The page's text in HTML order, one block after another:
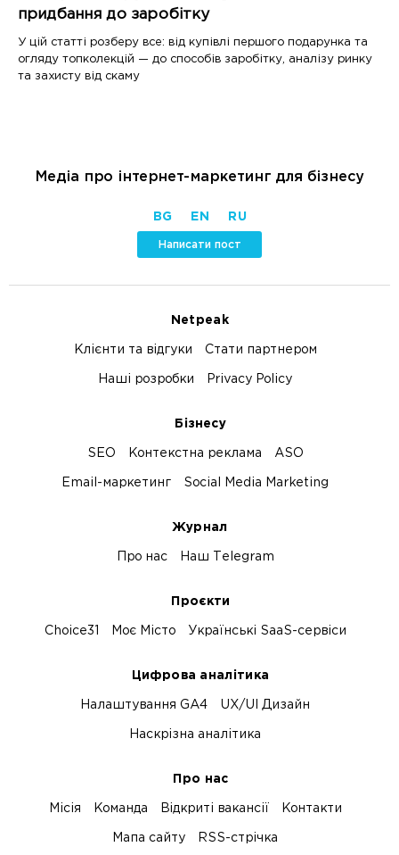
придбання до заробітку
У цій статті розберу все: від купівлі першого подарунка та
огляду топколекцій — до способів заробітку, аналізу ринку
та захисту від скаму
Медіа про інтернет-маркетинг для бізнесу
BG EN RU
Написати пост
Netpeak
Клієнти та відгуки Стати партнером
Наші розробки Privacy Policy
Бізнесу
SEO Контекстна реклама ASO
Email-маркетинг Social Media Marketing
Журнал
Про нас Наш Telegram
Проєкти
Choice31 Моє Місто Українські SaaS-сервіси
Цифрова аналітика
Налаштування GA4 UX/UI Дизайн
Наскрізна аналітика
Про нас
Місія Команда Відкриті вакансії Контакти
Мапа сайту RSS-стрічка